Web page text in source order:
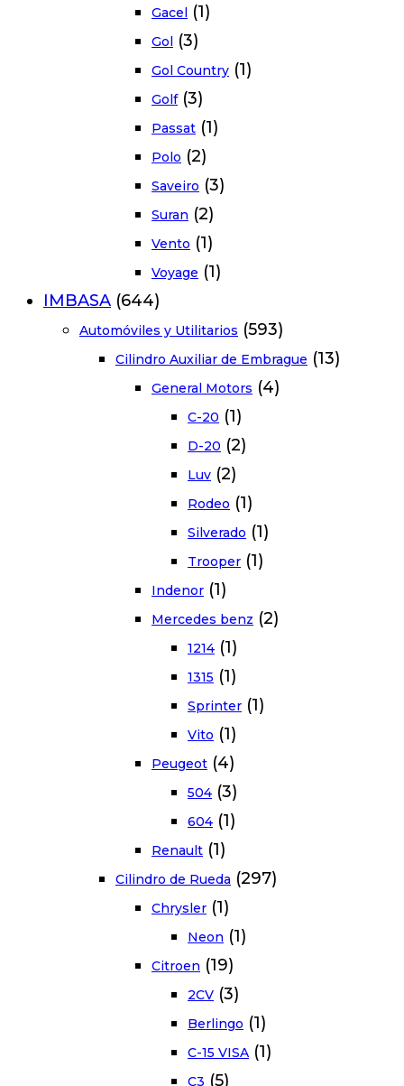
Gacel (1)
Gol (3)
Gol Country (1)
Golf (3)
Passat (1)
Polo (2)
Saveiro (3)
Suran (2)
Vento (1)
Voyage (1)
IMBASA (644)
Automóviles y Utilitarios (593)
Cilindro Auxiliar de Embrague (13)
General Motors (4)
C-20 (1)
D-20 (2)
Luv (2)
Rodeo (1)
Silverado (1)
Trooper (1)
Indenor (1)
Mercedes benz (2)
1214 (1)
1315 (1)
Sprinter (1)
Vito (1)
Peugeot (4)
504 (3)
604 (1)
Renault (1)
Cilindro de Rueda (297)
Chrysler (1)
Neon (1)
Citroen (19)
2CV (3)
Berlingo (1)
C-15 VISA (1)
C3 (5)